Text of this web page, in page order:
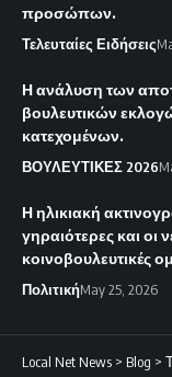
προσώπων.
Τελευταίες Ειδήσεις
Η ανάλυση των
βουλευτικών
κατεχομένων.
ΒΟΥΛΕΥΤΙΚΕΣ 2026
Η ηλικιακή
γηραιότερες και οι
κοινοβουλευτικές
ΠολιτικήMay 25, 2026
Local Net News > Blog >